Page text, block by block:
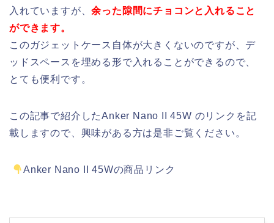
入れていますが、余った隙間にチョコンと入れること
ができます。
このガジェットケース自体が大きくないのですが、デ
ッドスペースを埋める形で入れることができるので、
とても便利です。
この記事で紹介したAnker Nano II 45W のリンクを記
載しますので、興味がある方は是非ご覧ください。
Anker Nano II 45Wの商品リンク